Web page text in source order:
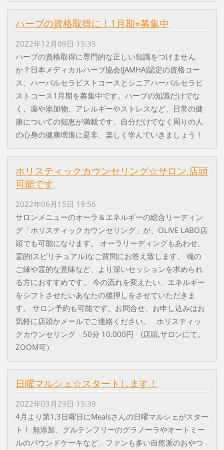
ハーブの資格取得に！1月期⭐︎募集中
2022年12月09日 15:35
ハーブの資格取得に専門的な正しい知識をつけません
か？日本メディカルハーブ協会(JAMHA)認定の資格コー
ス、ハーバルセラピストコースとシニアハーバルセラピ
ストコース1月期を募集中です。ハーブの知識だけでな
く、薬や添加物、アレルギーやストレスなど、日常の健
康についての知恵が満載です。自分だけでなく周りの人
の心身の健康増進に是非、楽しく学んでいきましょう！
ホリスティックカウンセリング☆サロン,店頭
可能です
2022年06月15日 19:56
サロンメニューのオーラ＆エネルギーの総合リーディン
グ「ホリスティックカウンセリング」が、OLIVE LABO店
頭でも可能になります。 オーラリーディングもあわせ、
霊的(スピリチュアル)なご質問にお答え致します。 魂の
ご縁や霊的な意味など、より深いセッションを求められ
る方におすすめです。 今の流れを変えたい、エネルギー
をシフトさせたいあなたの後押しをさせていただきま
す。 サロン予約も可能です。お問合せ、お申し込みはお
気軽に店頭かメールでご連絡ください。 ホリスティッ
クカウンセリング 50分 10.000円 (店頭,サロンにて。
ZOOM可）
日曜マルシェ☆スタートします！
2022年03月29日 15:39
4月より第1,3日曜日にMealsさんの日曜マルシェがスター
ト！ 無添加、グルテンフリーのグラノーラやオートミー
ルのパウンドケーキなど、ファンも多い自然派のおやつ